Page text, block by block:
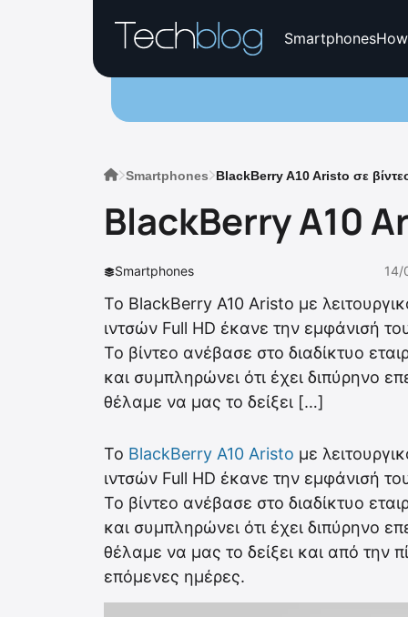
Smartphones
Smartphones BlackBerry A10 Aristo σε
BlackBerry A10
Smartphones 14/
To BlackBerry A10 Aristo με
ιντσών Full HD έκανε την εμφάνισή
Το βίντεο ανέβασε στο διαδίκτυο
και συμπληρώνει ότι έχει διπύρηνο
θέλαμε να μας το δείξει […]
To BlackBerry A10 Aristo με
ιντσών Full HD έκανε την εμφάνισή
Το βίντεο ανέβασε στο διαδίκτυο
και συμπληρώνει ότι έχει διπύρηνο
θέλαμε να μας το δείξει και από την
επόμενες ημέρες.